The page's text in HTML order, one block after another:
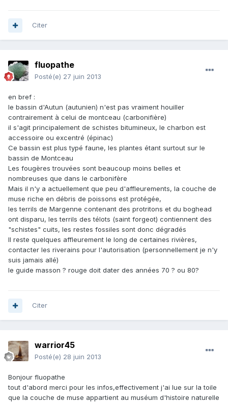
Citer
fluopathe
Posté(e) 27 juin 2013
en bref :
le bassin d'Autun (autunien) n'est pas vraiment houiller
contrairement à celui de montceau (carbonifière)
il s'agit principalement de schistes bitumineux, le charbon est
accessoire ou excentré (épinac)
Ce bassin est plus typé faune, les plantes étant surtout sur le
bassin de Montceau
Les fougères trouvées sont beaucoup moins belles et
nombreuses que dans le carbonifère
Mais il n'y a actuellement que peu d'affleurements, la couche de
muse riche en débris de poissons est protégée,
les terrils de Margenne contenant des protritons et du boghead
ont disparu, les terrils des télots (saint forgeot) contiennent des
"schistes" cuits, les restes fossiles sont donc dégradés
Il reste quelques affleurement le long de certaines rivières,
contacter les riverains pour l'autorisation (personnellement je n'y
suis jamais allé)
le guide masson ? rouge doit dater des années 70 ? ou 80?
Citer
warrior45
Posté(e) 28 juin 2013
Bonjour fluopathe
tout d'abord merci pour les infos,effectivement j'ai lue sur la toile
que la couche de muse appartient au muséum d'histoire naturelle